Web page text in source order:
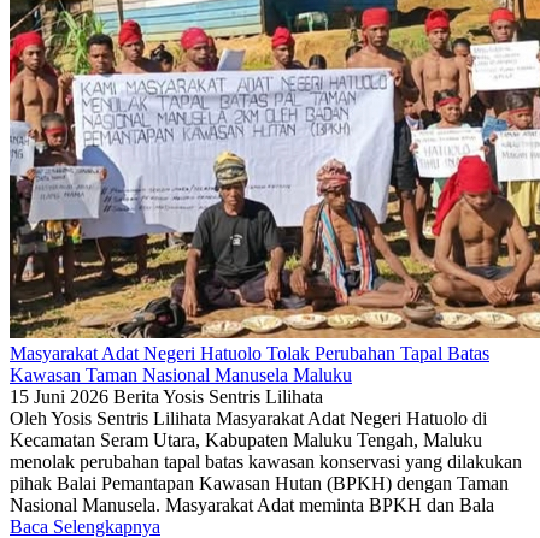
Masyarakat Adat Negeri Hatuolo Tolak Perubahan Tapal Batas
Kawasan Taman Nasional Manusela Maluku
15 Juni 2026 Berita Yosis Sentris Lilihata
Oleh Yosis Sentris Lilihata Masyarakat Adat Negeri Hatuolo di
Kecamatan Seram Utara, Kabupaten Maluku Tengah, Maluku
menolak perubahan tapal batas kawasan konservasi yang dilakukan
pihak Balai Pemantapan Kawasan Hutan (BPKH) dengan Taman
Nasional Manusela. Masyarakat Adat meminta BPKH dan Bala
Baca Selengkapnya